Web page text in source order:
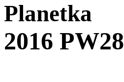
Planetka
2016 PW28